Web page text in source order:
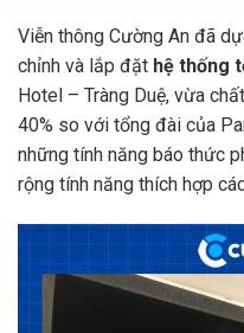
Viễn thông Cường An đã
chỉnh và lắp đặt hệ thống
Hotel – Tràng Duệ, vừa
40% so với tổng đài của
những tính năng báo thức
rộng tính năng thích hợp